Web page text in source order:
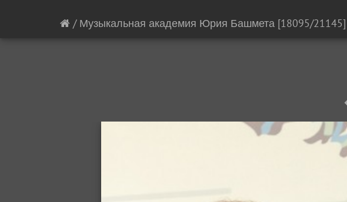
/ Музыкальная академия Юрия Башмета [18095/21145]